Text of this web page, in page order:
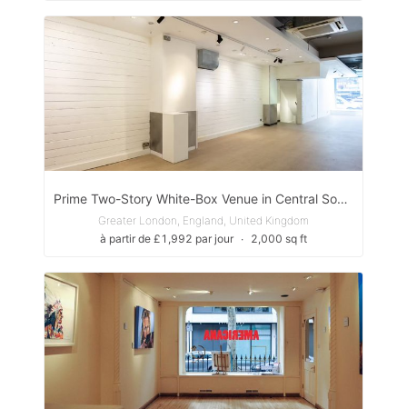
Prime Two-Story White-Box Venue in Central Soho — Ideal for Retail, Events & Showcases
Greater London, England, United Kingdom
à partir de £1,992 par jour ∙ 2,000 sq ft